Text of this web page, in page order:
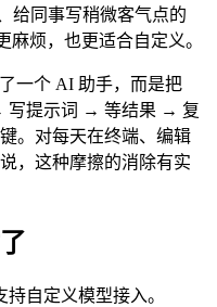
给同事写稍微客气点的
麻烦，也更适合自定义。
一个 AI 助手，而是把
写提示词 → 等结果 → 复
。对每天在终端、编辑
，这种摩擦的消除有实
自定义模型接入。